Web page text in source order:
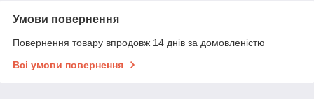
Умови повернення
Повернення товару впродовж 14 днів за домовленістю
Всі умови повернення